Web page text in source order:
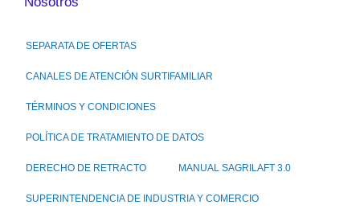
SEPARATA DE OFERTAS
CANALES DE ATENCIÓN SURTIFAMILIAR
TÉRMINOS Y CONDICIONES
POLÍTICA DE TRATAMIENTO DE DATOS
DERECHO DE RETRACTO MANUAL SAGRILAFT 3.0
SUPERINTENDENCIA DE INDUSTRIA Y COMERCIO